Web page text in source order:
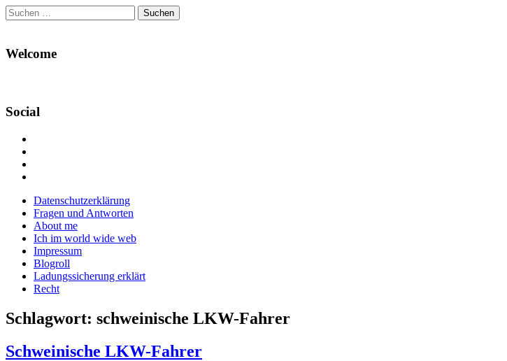
Suchen
nach:
Welcome
Social
Facebook
anzeigen
Twitter
anzeigen
auf
Instagram
anzeigen
Main
menu
Skip
content
Datenschutzerklärung
Fragen und Antworten
About me
Ich im world wide web
Impressum
Blogroll
Ladungssicherung erklärt
Recht
Schlagwort: schweinische LKW-Fahrer
Schweinische LKW-Fahrer